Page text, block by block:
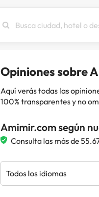
ciudad,
Opiniones sobre
Aquí verás todas las
100% transparentes y no
Amimir.com según
Consulta las más de